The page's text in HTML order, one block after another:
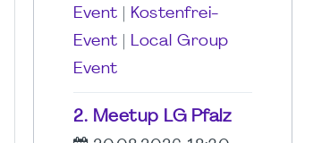
Event
Kostenfrei-
Event
Local Group
Event
2. Meetup LG Pfalz